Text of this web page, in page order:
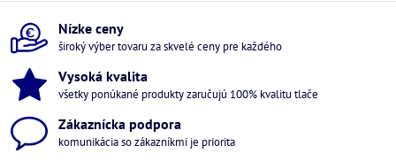
Nízke ceny
široký výber tovaru za skvelé ceny pre každého
Vysoká kvalita
všetky ponúkané produkty zaručujú 100% kvalitu tlače
Zákaznícka podpora
komunikácia so zákazníkmi je priorita